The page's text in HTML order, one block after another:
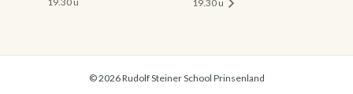
19.30 u
© 2026 Rudolf Steiner School Prinsenland